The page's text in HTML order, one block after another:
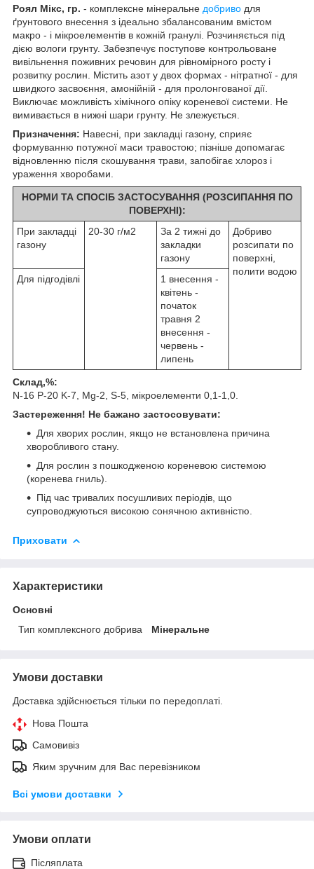
Роял Мікс, гр. - комплексне мінеральне добриво для
ґрунтового внесення з ідеально збалансованим вмістом
макро - і мікроелементів в кожній гранулі. Розчиняється під
дією вологи грунту. Забезпечує поступове контрольоване
вивільнення поживних речовин для рівномірного росту і
розвитку рослин. Містить азот у двох формах - нітратної - для
швидкого засвоєння, амонійній - для пролонгованої дії.
Виключає можливість хімічного опіку кореневої системи. Не
вимивається в нижні шари грунту. Не злежується.
Призначення: Навесні, при закладці газону, сприяє
формуванню потужної маси травостою; пізніше допомагає
відновленню після скошування трави, запобігає хлороз і
ураження хворобами.
НОРМИ ТА СПОСІБ ЗАСТОСУВАННЯ (РОЗСИПАННЯ ПО
ПОВЕРХНІ):
При закладці
газону
20-30 г/м2
За 2 тижні до
закладки
газону
Добриво
розсипати по
поверхні,
полити водою
Для підгодівлі
1 внесення -
квітень -
початок
травня 2
внесення -
червень -
липень
Склад,%:
N-16 P-20 K-7, Mg-2, S-5, мікроелементи 0,1-1,0.
Застереження! Не бажано застосовувати:
Для хворих рослин, якщо не встановлена причина
хворобливого стану.
Для рослин з пошкодженою кореневою системою
(коренева гниль).
Під час тривалих посушливих періодів, що
супроводжуються високою сонячною активністю.
Приховати
Характеристики
Основні
Тип комплексного добрива
Мінеральне
Умови доставки
Доставка здійснюється тільки по передоплаті.
Нова Пошта
Самовивіз
Яким зручним для Вас перевізником
Всі умови доставки
Умови оплати
Післяплата